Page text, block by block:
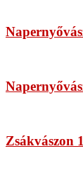
Zsákvászon